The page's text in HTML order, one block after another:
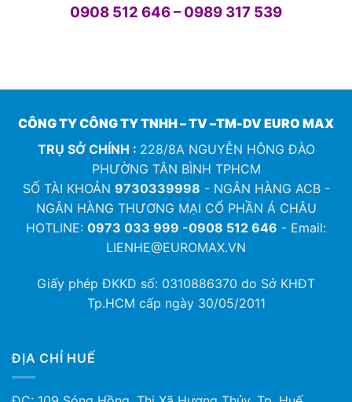
0908 512 646 – 0989 317 539
CÔNG TY CÔNG TY TNHH – TV –TM-DV EURO MAX
TRỤ SỞ CHÍNH : 228/8A NGUYỄN HÔNG ĐÀO
PHƯỜNG TÂN BÌNH TPHCM
SỐ TÀI KHOẢN 9730339998 - NGÂN HÀNG ACB -
NGÂN HÀNG THƯƠNG MẠI CỔ PHẦN Á CHÂU
HOTLINE: 0973 033 999 -0908 512 646 - Email:
LIENHE@EUROMAX.VN
Giấy phép ĐKKD số: 0310886370 do Sở KHĐT
Tp.HCM cấp ngày 30/05/2011
ĐỊA CHỈ HUẾ